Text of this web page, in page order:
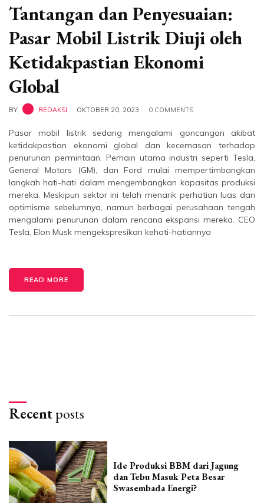
Tantangan dan Penyesuaian:
Pasar Mobil Listrik Diuji oleh
Ketidakpastian Ekonomi
Global
BY REDAKSI OKTOBER 20, 2023 0 COMMENTS
Pasar mobil listrik sedang mengalami goncangan akibat
ketidakpastian ekonomi global dan kecemasan terhadap
penurunan permintaan. Pemain utama industri seperti Tesla,
General Motors (GM), dan Ford mulai mempertimbangkan
langkah hati-hati dalam mengembangkan kapasitas produksi
mereka. Meskipun sektor ini telah menarik perhatian luas dan
optimisme sebelumnya, namun berbagai perusahaan tengah
mengalami penurunan dalam rencana ekspansi mereka. CEO
Tesla, Elon Musk mengekspresikan kehati-hatiannya
READ MORE
Recentposts
Ide Produksi BBM dari Jagung
dan Tebu Masuk Peta Besar
Swasembada Energi?